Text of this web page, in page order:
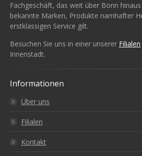
Fachgeschäft, das weit über Bonn
bekannte Marken, Produkte namhafter
erstklassigen Service gilt.
Besuchen Sie uns in einer unserer Filialen
Innenstadt.
Informationen
Über uns
Filialen
Kontakt